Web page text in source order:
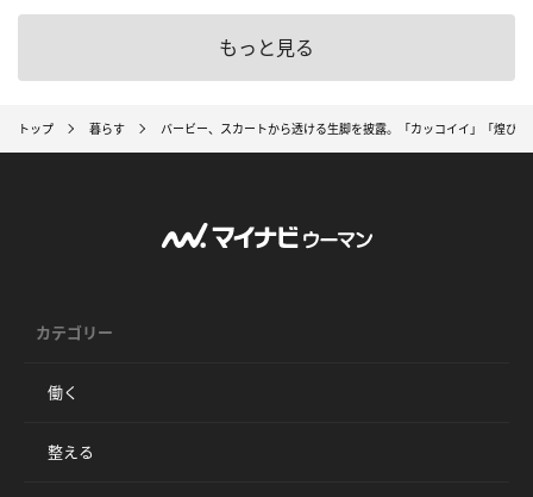
もっと見る
トップ 暮らす バービー、スカートから透ける生脚を披露。「カッコイイ」「煌びや
カテゴリー
働く
整える